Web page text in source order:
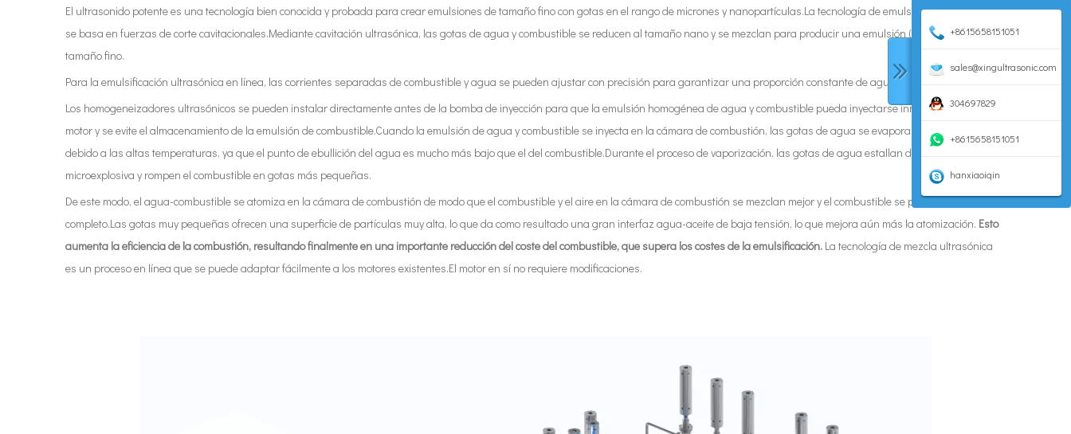
El ultrasonido potente es una tecnología bien conocida y probada para crear emulsiones de tamaño fino con gotas en el rango de micrones y nanopartículas.La tecnología de emulsificación ultrasónica
se basa en fuerzas de corte cavitacionales.Mediante cavitación ultrasónica, las gotas de agua y combustible se reducen al tamaño nano y se mezclan para producir una emulsión (nano/mini) de
tamaño fino.
Para la emulsificación ultrasónica en línea, las corrientes separadas de combustible y agua se pueden ajustar con precisión para garantizar una proporción constante de agua y combustible.
Los homogeneizadores ultrasónicos se pueden instalar directamente antes de la bomba de inyección para que la emulsión homogénea de agua y combustible pueda inyectarse inmediatamente en el
motor y se evite el almacenamiento de la emulsión de combustible.Cuando la emulsión de agua y combustible se inyecta en la cámara de combustión, las gotas de agua se evaporan rápidamente
debido a las altas temperaturas, ya que el punto de ebullición del agua es mucho más bajo que el del combustible.Durante el proceso de vaporización, las gotas de agua estallan de forma
microexplosiva y rompen el combustible en gotas más pequeñas.
De este modo, el agua-combustible se atomiza en la cámara de combustión de modo que el combustible y el aire en la cámara de combustión se mezclan mejor y el combustible se puede quemar por
completo.Las gotas muy pequeñas ofrecen una superficie de partículas muy alta, lo que da como resultado una gran interfaz agua-aceite de baja tensión, lo que mejora aún más la atomización. Esto
aumenta la eficiencia de la combustión, resultando finalmente en una importante reducción del coste del combustible, que supera los costes de la emulsificación. La tecnología de mezcla ultrasónica
es un proceso en línea que se puede adaptar fácilmente a los motores existentes.El motor en sí no requiere modificaciones.
+8615658151051
sales@xingultrasonic.com
304697829
+8615658151051
hanxiaoiqin